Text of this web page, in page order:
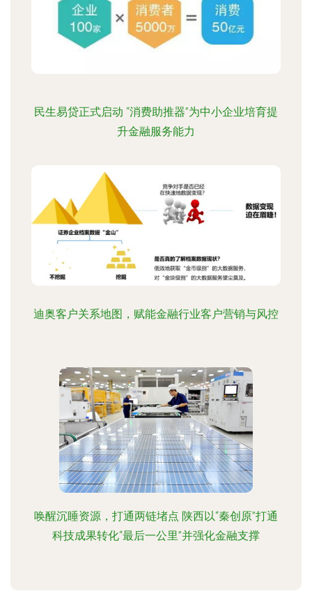
民生易贷正式启动 “消费助推器”为中小企业培育提
升金融服务能力
迪奥客户关系地图，赋能金融行业客户营销与风控
唤醒沉睡资源，打通两链堵点 陕西以“秦创原”打通
科技成果转化“最后一公里”并强化金融支撑